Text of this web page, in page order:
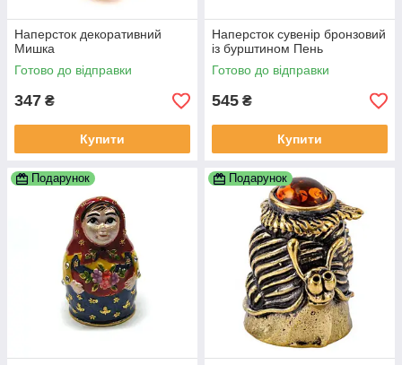
Наперсток декоративний
Мишка
Готово до відправки
347 ₴
Купити
Наперсток сувенір бронзовий
із бурштином Пень
Готово до відправки
545 ₴
Купити
Подарунок Подарунок